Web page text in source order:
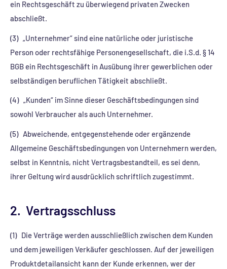
ein Rechtsgeschäft zu überwiegend privaten Zwecken
abschließt.
(3) „Unternehmer“ sind eine natürliche oder juristische
Person oder rechtsfähige Personengesellschaft, die i.S.d. § 14
BGB ein Rechtsgeschäft in Ausübung ihrer gewerblichen oder
selbständigen beruflichen Tätigkeit abschließt.
(4) „Kunden“ im Sinne dieser Geschäftsbedingungen sind
sowohl Verbraucher als auch Unternehmer.
(5) Abweichende, entgegenstehende oder ergänzende
Allgemeine Geschäftsbedingungen von Unternehmern werden,
selbst in Kenntnis, nicht Vertragsbestandteil, es sei denn,
ihrer Geltung wird ausdrücklich schriftlich zugestimmt.
2. Vertragsschluss
(1) Die Verträge werden ausschließlich zwischen dem Kunden
und dem jeweiligen Verkäufer geschlossen. Auf der jeweiligen
Produktdetailansicht kann der Kunde erkennen, wer der